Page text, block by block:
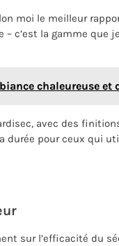
moi le meilleur
c’est la gamme que
chaleureuse et
avec des
durée pour ceux qui
sur l’efficacité du